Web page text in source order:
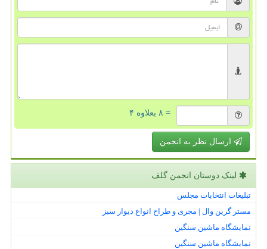
= ۸ بعلاوه ۴
ارسال نظر به انجمن
لینک دوستان انجمن گلف
تبلیغات انتخابات مجلس
مستر گرین وال | مجری و طراح انواع دیوار سبز
نمایشگاه ماشین سنگین
نمایشگاه ماشین سنگین